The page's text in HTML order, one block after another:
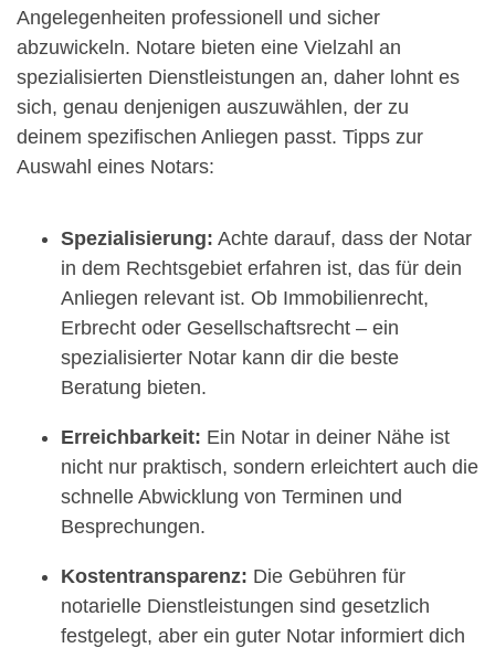
Angelegenheiten professionell und sicher
abzuwickeln. Notare bieten eine Vielzahl an
spezialisierten Dienstleistungen an, daher lohnt es
sich, genau denjenigen auszuwählen, der zu
deinem spezifischen Anliegen passt. Tipps zur
Auswahl eines Notars:
Spezialisierung: Achte darauf, dass der Notar
in dem Rechtsgebiet erfahren ist, das für dein
Anliegen relevant ist. Ob Immobilienrecht,
Erbrecht oder Gesellschaftsrecht – ein
spezialisierter Notar kann dir die beste
Beratung bieten.
Erreichbarkeit: Ein Notar in deiner Nähe ist
nicht nur praktisch, sondern erleichtert auch die
schnelle Abwicklung von Terminen und
Besprechungen.
Kostentransparenz: Die Gebühren für
notarielle Dienstleistungen sind gesetzlich
festgelegt, aber ein guter Notar informiert dich